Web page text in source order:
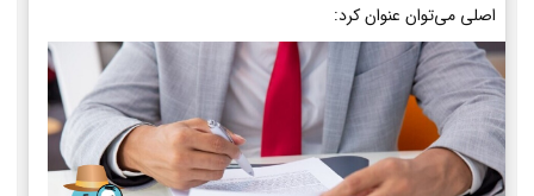
اصلی می‌توان عنوان کرد: